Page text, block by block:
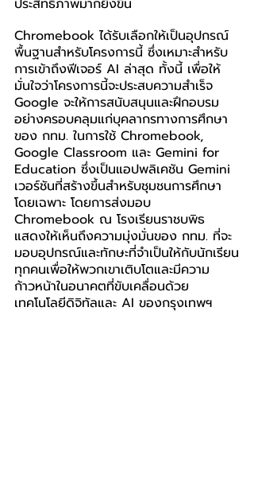
ประสิทธิภาพมากยิ่งขึ้น
Chromebook ได้รับเลือกให้เป็นอุปกรณ์
พื้นฐานสำหรับโครงการนี้ ซึ่งเหมาะสำหรับ
การเข้าถึงฟีเจอร์ AI ล่าสุด ทั้งนี้ เพื่อให้
มั่นใจว่าโครงการนี้จะประสบความสำเร็จ
Google จะให้การสนับสนุนและฝึกอบรม
อย่างครอบคลุมแก่บุคลากรทางการศึกษา
ของ กทม. ในการใช้ Chromebook,
Google Classroom และ Gemini for
Education ซึ่งเป็นแอปพลิเคชัน Gemini
เวอร์ชันที่สร้างขึ้นสำหรับชุมชนการศึกษา
โดยเฉพาะ โดยการส่งมอบ
Chromebook ณ โรงเรียนราชบพิธ
แสดงให้เห็นถึงความมุ่งมั่นของ กทม. ที่จะ
มอบอุปกรณ์และทักษะที่จำเป็นให้กับนักเรียน
ทุกคนเพื่อให้พวกเขาเติบโตและมีความ
ก้าวหน้าในอนาคตที่ขับเคลื่อนด้วย
เทคโนโลยีดิจิทัลและ AI ของกรุงเทพฯ